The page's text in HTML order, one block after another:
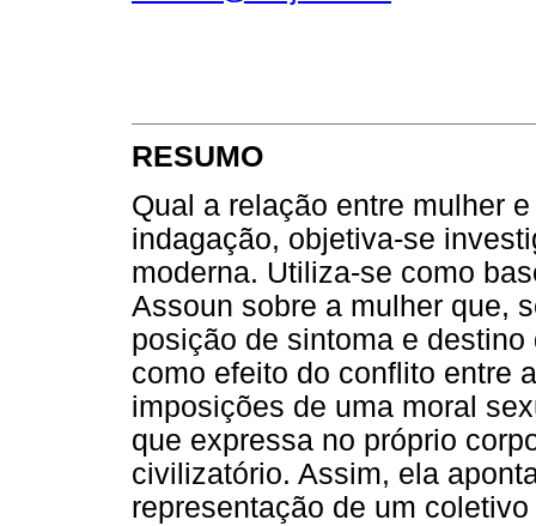
RESUMO
Qual a relação entre mulher
indagação, objetiva-se
moderna. Utiliza-se como
Assoun sobre a mulher que,
posição de sintoma e
como efeito do conflito entre
imposições de uma moral
que expressa no próprio
civilizatório. Assim, ela
representação de um